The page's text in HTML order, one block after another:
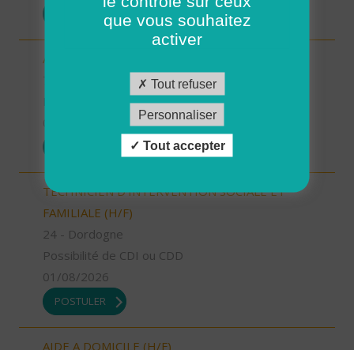
AIDE SOIGNANT (H/F)
76 - Seine-Maritime
Possibilité de CDI ou CDD
TECHNICIEN D’INTERVENTION SOCIALE ET
FAMILIALE (H/F)
24 - Dordogne
Possibilité de CDI ou CDD
01/08/2026
POSTULER
AIDE A DOMICILE (H/F)
que vous souhaitez
activer
Tout refuser
Personnaliser
Tout accepter